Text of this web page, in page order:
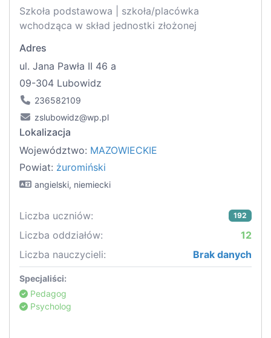
Szkoła podstawowa | szkoła/placówka
wchodząca w skład jednostki złożonej
Adres
ul. Jana Pawła II 46 a
09-304 Lubowidz
236582109
zslubowidz@wp.pl
Lokalizacja
Województwo: MAZOWIECKIE
Powiat: żuromiński
angielski, niemiecki
Liczba uczniów: 192
Liczba oddziałów:
12
Liczba nauczycieli:
Brak danych
Specjaliści:
Pedagog
Psycholog